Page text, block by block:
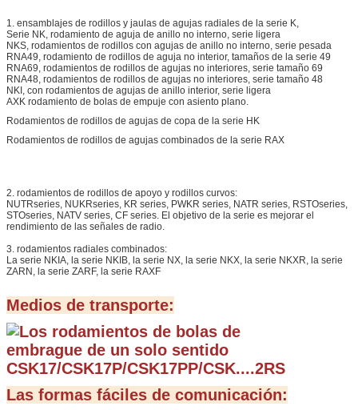
1. ensamblajes de rodillos y jaulas de agujas radiales de la serie K,
Serie NK, rodamiento de aguja de anillo no interno, serie ligera
NKS, rodamientos de rodillos con agujas de anillo no interno, serie pesada
RNA49, rodamiento de rodillos de aguja no interior, tamaños de la serie 49
RNA69, rodamientos de rodillos de agujas no interiores, serie tamaño 69
RNA48, rodamientos de rodillos de agujas no interiores, serie tamaño 48
NKI, con rodamientos de agujas de anillo interior, serie ligera
AXK rodamiento de bolas de empuje con asiento plano.
Rodamientos de rodillos de agujas de copa de la serie HK
Rodamientos de rodillos de agujas combinados de la serie RAX
2. rodamientos de rodillos de apoyo y rodillos curvos:
NUTRseries, NUKRseries, KR series, PWKR series, NATR series, RSTOseries,
STOseries, NATV series, CF series. El objetivo de la serie es mejorar el
rendimiento de las señales de radio.
3. rodamientos radiales combinados:
La serie NKIA, la serie NKIB, la serie NX, la serie NKX, la serie NKXR, la serie
ZARN, la serie ZARF, la serie RAXF
Medios de transporte:
Las formas fáciles de comunicación: